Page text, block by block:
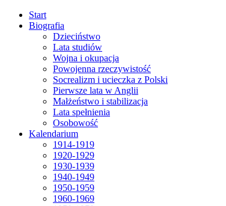
Start
Biografia
Dzieciństwo
Lata studiów
Wojna i okupacja
Powojenna rzeczywistość
Socrealizm i ucieczka z Polski
Pierwsze lata w Anglii
Małżeństwo i stabilizacja
Lata spełnienia
Osobowość
Kalendarium
1914-1919
1920-1929
1930-1939
1940-1949
1950-1959
1960-1969